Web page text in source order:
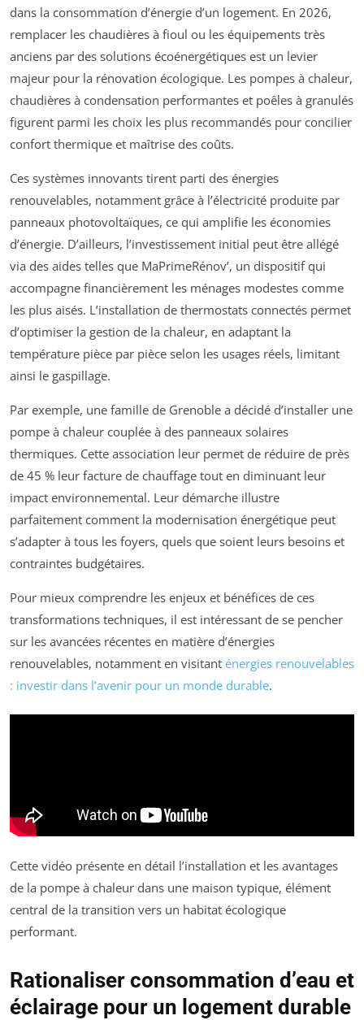
dans la consommation d’énergie d’un logement. En 2026,
remplacer les chaudières à fioul ou les équipements très
anciens par des solutions écoénergétiques est un levier
majeur pour la rénovation écologique. Les pompes à chaleur,
chaudières à condensation performantes et poêles à granulés
figurent parmi les choix les plus recommandés pour concilier
confort thermique et maîtrise des coûts.
Ces systèmes innovants tirent parti des énergies
renouvelables, notamment grâce à l’électricité produite par
panneaux photovoltaïques, ce qui amplifie les économies
d’énergie. D’ailleurs, l’investissement initial peut être allégé
via des aides telles que MaPrimeRénov’, un dispositif qui
accompagne financièrement les ménages modestes comme
les plus aisés. L’installation de thermostats connectés permet
d’optimiser la gestion de la chaleur, en adaptant la
température pièce par pièce selon les usages réels, limitant
ainsi le gaspillage.
Par exemple, une famille de Grenoble a décidé d’installer une
pompe à chaleur couplée à des panneaux solaires
thermiques. Cette association leur permet de réduire de près
de 45 % leur facture de chauffage tout en diminuant leur
impact environnemental. Leur démarche illustre
parfaitement comment la modernisation énergétique peut
s’adapter à tous les foyers, quels que soient leurs besoins et
contraintes budgétaires.
Pour mieux comprendre les enjeux et bénéfices de ces
transformations techniques, il est intéressant de se pencher
sur les avancées récentes en matière d’énergies
renouvelables, notamment en visitant énergies renouvelables
: investir dans l’avenir pour un monde durable.
Cette vidéo présente en détail l’installation et les avantages
de la pompe à chaleur dans une maison typique, élément
central de la transition vers un habitat écologique
performant.
Rationaliser consommation d’eau et
éclairage pour un logement durable